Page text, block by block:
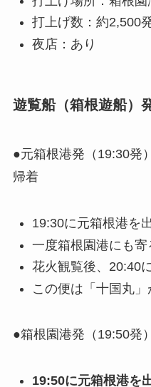
打上げ数：約2,500
夜店：あり
遊覧船（箱根遊船）
●元箱根港発（19:30
帰着
19:30に元箱根港を
一度箱根園港にも寄
花火観覧後、20:40
この便は「十国丸」
●箱根園港発（19:50発
19:50に元箱根港を